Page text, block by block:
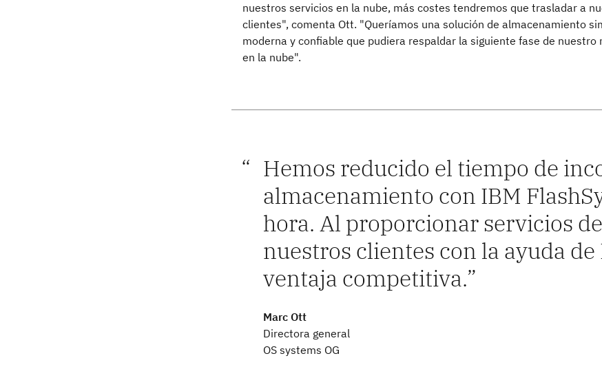
nuestros servicios en la nube, más costes tendremos que trasladar a
clientes", comenta Ott. "Queríamos una solución de almacenamiento
moderna y confiable que pudiera respaldar la siguiente fase de nuestro
en la nube".
Hemos reducido el tiempo de
almacenamiento con IBM
hora. Al proporcionar servicios
nuestros clientes con la ayuda
ventaja competitiva.
Marc Ott
Directora general
OS systems OG